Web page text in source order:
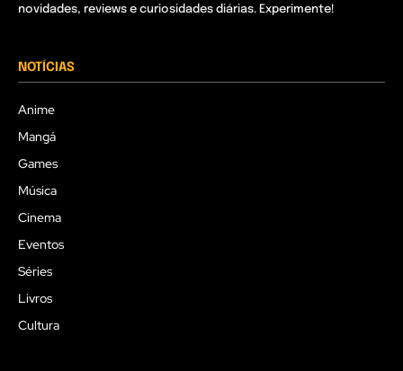
novidades, reviews e curiosidades diárias. Experimente!
NOTÍCIAS
Anime
Mangá
Games
Música
Cinema
Eventos
Séries
Livros
Cultura